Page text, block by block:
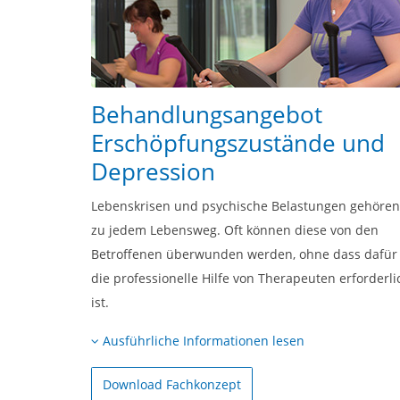
Behandlungsangebot
Erschöpfungszustände und
Depression
Lebenskrisen und psychische Belastungen gehören
zu jedem Lebensweg. Oft können diese von den
Betroffenen überwunden werden, ohne dass dafür
die professionelle Hilfe von Therapeuten
ist.
Ausführliche Informationen lesen
Download Fachkonzept